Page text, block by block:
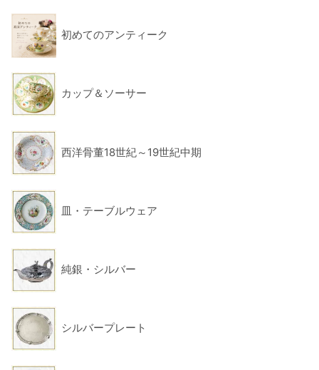
初めてのアンティーク
カップ＆ソーサー
西洋骨董18世紀～19世紀中期
皿・テーブルウェア
純銀・シルバー
シルバープレート